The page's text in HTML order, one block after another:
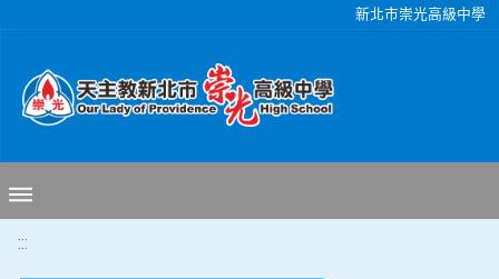
新北市崇光高級中學
:::